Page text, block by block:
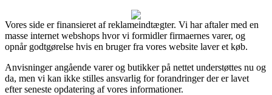
Vores side er finansieret af reklameindtægter. Vi har aftaler med en
masse internet webshops hvor vi formidler firmaernes varer, og
opnår godtgørelse hvis en bruger fra vores website laver et køb.
Anvisninger angående varer og butikker på nettet understøttes nu og
da, men vi kan ikke stilles ansvarlig for forandringer der er lavet
efter seneste opdatering af vores informationer.